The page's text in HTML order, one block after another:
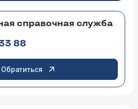
справочная служба
88
Обратиться